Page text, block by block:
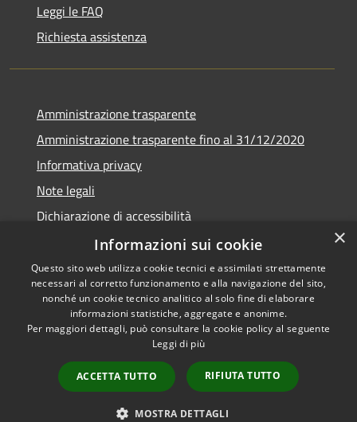
Leggi le FAQ
Richiesta assistenza
Amministrazione trasparente
Amministrazione trasparente fino al 31/12/2020
Informativa privacy
Note legali
Dichiarazione di accessibilità
Accessibilità
Privacy
Mappa del sito
Area riservata ai
Copyright © 2026 • Comune di
Teramo • Powered by
Municipium• Accesso
×
Informazioni sui cookie
Questo sito web utilizza cookie tecnici e assimilati strettamente
necessari al corretto funzionamento e alla navigazione del sito,
nonché un cookie tecnico analitico al solo fine di elaborare
informazioni statistiche, aggregate e anonime.
Per maggiori dettagli, può consultare la cookie policy al seguente
Leggi di più
ACCETTA TUTTO RIFIUTA TUTTO
MOSTRA DETTAGLI